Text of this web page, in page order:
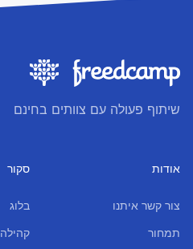
שיתוף פעולה עם צוותים בחינם
אודות
צור קשר איתנו
תמחור
סקור
בלוג
קהילה